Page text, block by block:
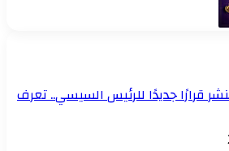
قرارًا جديدًا للرئيس السيسي.. تعرف